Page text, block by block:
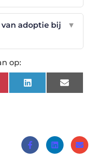
adoptie bij
▼
op:
LinkedInEmail